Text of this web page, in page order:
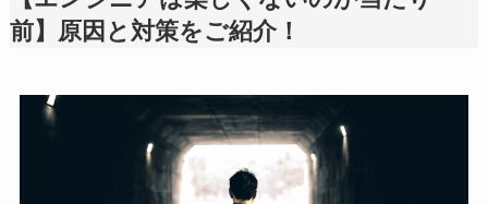
前】原因と対策をご紹介！